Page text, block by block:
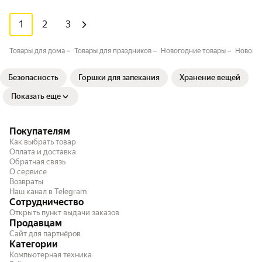
1 2 3
Товары для дома Товары для праздников Новогодние товары
Безопасность Горшки для запекания Хранение вещей
Показать еще
Покупателям
Как выбрать товар
Оплата и доставка
Обратная связь
О сервисе
Возвраты
Наш канал в Telegram
Сотрудничество
Открыть пункт выдачи заказов
Продавцам
Сайт для партнёров
Категории
Компьютерная техника